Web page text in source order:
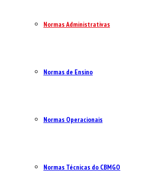
Normas Administrativas
Normas de Ensino
Normas Operacionais
Normas Técnicas do CBMGO